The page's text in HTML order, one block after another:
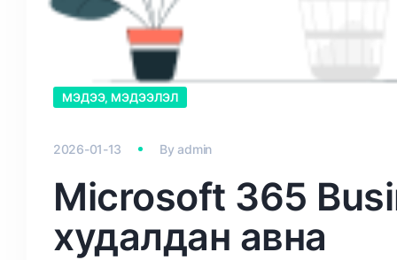
МЭДЭЭ, МЭДЭЭЛЭЛ
2026-01-13 Byadmin
Microsoft 365
худалдан авна